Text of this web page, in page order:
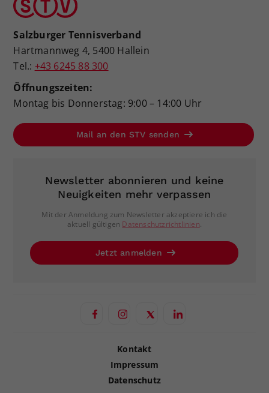
Salzburger Tennisverband
Hartmannweg 4, 5400 Hallein
Tel.: +43 6245 88 300
Öffnungszeiten:
Montag bis Donnerstag: 9:00 – 14:00 Uhr
Mail an den STV senden
Newsletter abonnieren und keine
Neuigkeiten mehr verpassen
Mit der Anmeldung zum Newsletter akzeptiere ich die
aktuell gültigen Datenschutzrichtlinien.
Jetzt anmelden
Kontakt
Impressum
Datenschutz